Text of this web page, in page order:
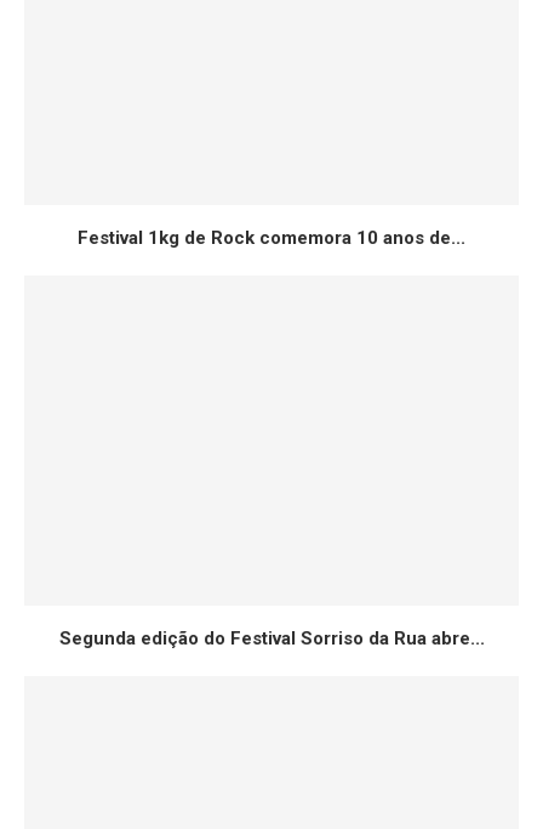
Festival 1kg de Rock comemora 10 anos de...
Segunda edição do Festival Sorriso da Rua abre...